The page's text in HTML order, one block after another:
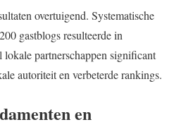
overtuigend. Systematische
gastblogs resulteerde in
partnerschappen significant
autoriteit en verbeterde rankings.
en